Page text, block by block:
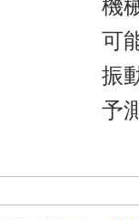
機
可
振
予